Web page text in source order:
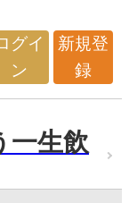
グイ
ン
新規登
録
一生飲